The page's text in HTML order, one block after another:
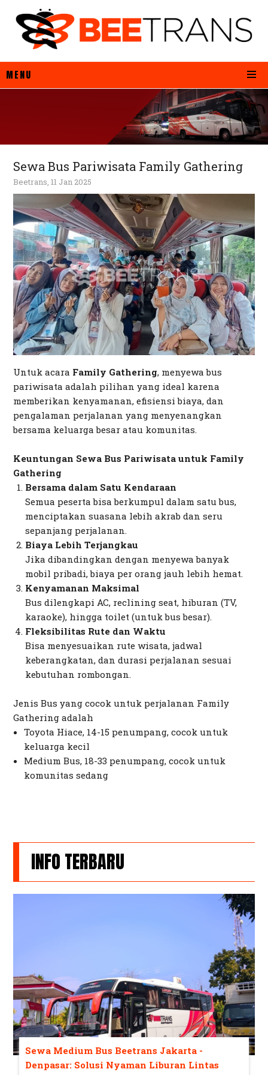
MENU
Sewa Bus Pariwisata Family Gathering
Beetrans, 11 Jan 2025
Untuk acara Family Gathering, menyewa bus
pariwisata adalah pilihan yang ideal karena
memberikan kenyamanan, efisiensi biaya, dan
pengalaman perjalanan yang menyenangkan
bersama keluarga besar atau komunitas.
Keuntungan Sewa Bus Pariwisata untuk Family
Gathering
Bersama dalam Satu Kendaraan
Semua peserta bisa berkumpul dalam satu bus,
menciptakan suasana lebih akrab dan seru
sepanjang perjalanan.
Biaya Lebih Terjangkau
Jika dibandingkan dengan menyewa banyak
mobil pribadi, biaya per orang jauh lebih hemat.
Kenyamanan Maksimal
Bus dilengkapi AC, reclining seat, hiburan (TV,
karaoke), hingga toilet (untuk bus besar).
Fleksibilitas Rute dan Waktu
Bisa menyesuaikan rute wisata, jadwal
keberangkatan, dan durasi perjalanan sesuai
kebutuhan rombongan.
Jenis Bus yang cocok untuk perjalanan Family
Gathering adalah
Toyota Hiace, 14-15 penumpang, cocok untuk
keluarga kecil
Medium Bus, 18-33 penumpang, cocok untuk
komunitas sedang
INFO TERBARU
Sewa Medium Bus Beetrans Jakarta -
Denpasar: Solusi Nyaman Liburan Lintas